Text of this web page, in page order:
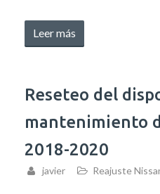
Leer más
reiniciar
cambio
aceite
Ford
Freestyle
2005-
2009»
Reseteo del
mantenimiento
2018-2020
javier Reajuste